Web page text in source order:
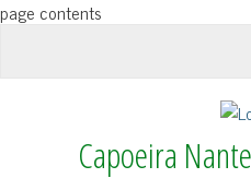
page contents
Capoeira